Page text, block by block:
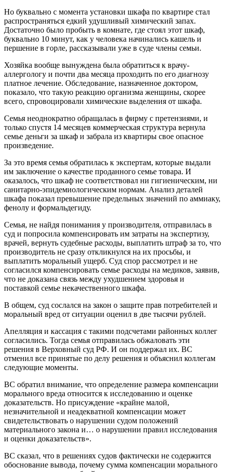
Но буквально с момента установки шкафа по квартире стал
распространяться едкий удушливый химический запах.
Достаточно было пробыть в комнате, где стоял этот шкаф,
буквально 10 минут, как у человека начинались кашель и
першение в горле, рассказывали уже в суде члены семьи.
Хозяйка вообще вынуждена была обратиться к врачу-
аллергологу и почти два месяца проходить по его диагнозу
платное лечение. Обследование, назначенное доктором,
показало, что такую реакцию организма женщины, скорее
всего, спровоцировали химические выделения от шкафа.
Семья неоднократно обращалась в фирму с претензиями, и
только спустя 14 месяцев коммерческая структура вернула
семье деньги за шкаф и забрала из квартиры свое опасное
произведение.
За это время семья обратилась к экспертам, которые выдали
им заключение о качестве проданного семье товара. И
оказалось, что шкаф не соответствовал ни гигиеническим, ни
санитарно-эпидемиологическим нормам. Анализ деталей
шкафа показал превышение предельных значений по аммиаку,
фенолу и формальдегиду.
Семья, не найдя понимания у производителя, отправилась в
суд и попросила компенсировать им затраты на экспертизу,
врачей, вернуть судебные расходы, выплатить штраф за то, что
производитель не сразу откликнулся на их просьбы, и
выплатить моральный ущерб. Суд спор рассмотрел и не
согласился компенсировать семье расходы на медиков, заявив,
что не доказана связь между ухудшением здоровья и
поставкой семье некачественного шкафа.
В общем, суд сослался на закон о защите прав потребителей и
моральный вред от ситуации оценил в две тысячи рублей.
Апелляция и кассация с такими подсчетами районных коллег
согласились. Тогда семья отправилась обжаловать эти
решения в Верховный суд РФ. И он поддержал их. ВС
отменил все принятые по делу решения и объяснил коллегам
следующие моменты.
ВС обратил внимание, что определение размера компенсации
морального вреда относится к исследованию и оценке
доказательств. Но присуждение «крайне малой,
незначительной и неадекватной компенсации может
свидетельствовать о нарушении судом положений
материального закона и… о нарушении правил исследования
и оценки доказательств».
ВС сказал, что в решениях судов фактически не содержится
обоснование вывода, почему сумма компенсации морального